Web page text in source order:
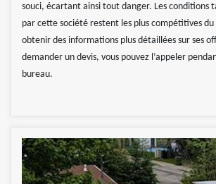
souci, écartant ainsi tout danger. Les conditions
par cette société restent les plus compétitives
obtenir des informations plus détaillées sur ses
demander un devis, vous pouvez l’appeler
bureau.